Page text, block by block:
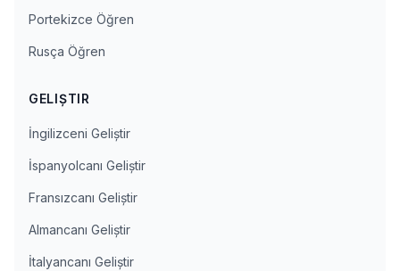
Portekizce Öğren
Rusça Öğren
GELIŞTIR
İngilizceni Geliştir
İspanyolcanı Geliştir
Fransızcanı Geliştir
Almancanı Geliştir
İtalyancanı Geliştir